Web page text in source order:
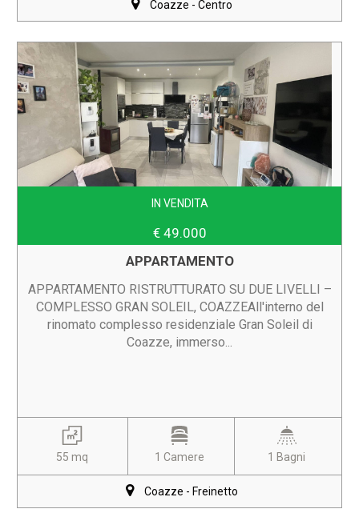
Coazze - Centro
IN VENDITA
€ 49.000
APPARTAMENTO
APPARTAMENTO RISTRUTTURATO SU DUE LIVELLI –
COMPLESSO GRAN SOLEIL, COAZZEAll'interno del
rinomato complesso residenziale Gran Soleil di
Coazze, immerso...
55 mq 1 Camere 1 Bagni
Coazze - Freinetto